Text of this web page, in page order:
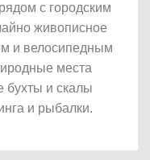
с городским
живописное
и велосипедным
места
бухты и скалы
и рыбалки.